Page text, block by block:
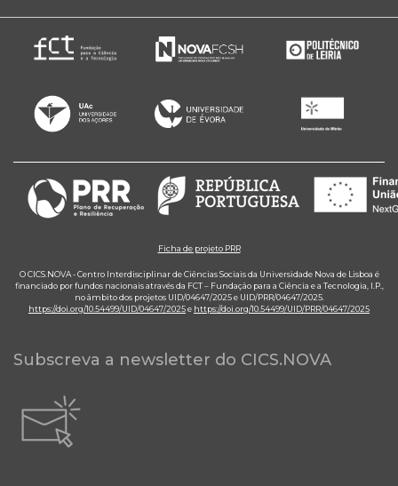
Ficha de projeto PRR
O CICS.NOVA - Centro Interdisciplinar de Ciências Sociais da Universidade Nova de Lisboa é
financiado por fundos nacionais através da FCT – Fundação para a Ciência e a Tecnologia, I.P.,
no âmbito dos projetos UID/04647/2025 e UID/PRR/04647/2025.
https://doi.org/10.54499/UID/04647/2025e https://doi.org/10.54499/UID/PRR/04647/2025
Subscreva a newsletter do CICS.NOVA